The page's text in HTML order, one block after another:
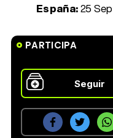
España:25
PARTICIPA
Seguir